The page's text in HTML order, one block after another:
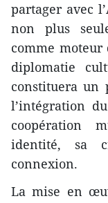
partager avec
non plus
comme
diplomatie
constituera
l’intégration
coopération
identité, sa
connexion.
La mise en